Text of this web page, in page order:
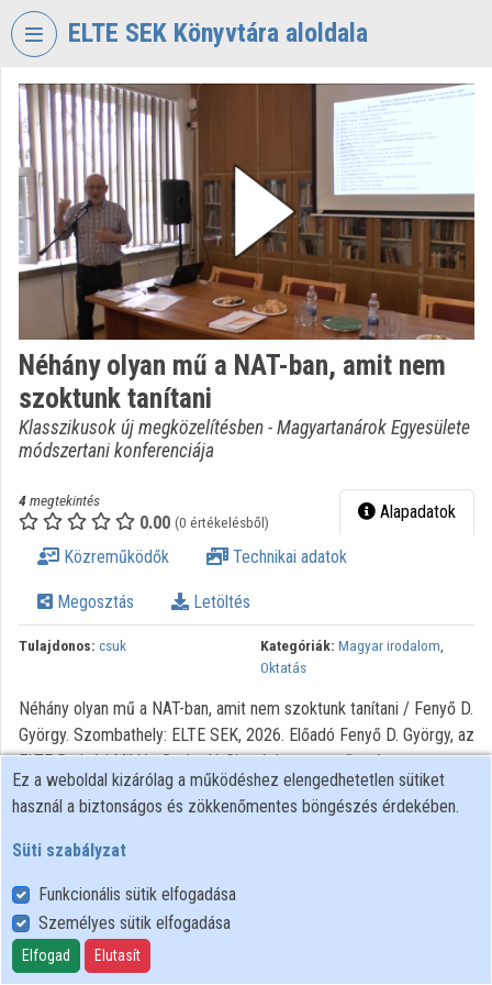
Fejléc kihagyása
ELTE SEK Könyvtára aloldala
VIDEOTORIUM
ELTE
EKL
SAVARIA
KÖNYVTÁR
ÉS
LEVÉLTÁR
Intézményi kezdőlap
Bejelentkezés
Intézményi felfedezés
Intézményi listák
Intézmények
Közreműködők
Néhány olyan mű a NAT-ban, amit nem
szoktunk tanítani
Klasszikusok új megközelítésben - Magyartanárok Egyesülete
módszertani konferenciája
4megtekintés
0.00 (0 értékelésből) Alapadatok
Közreműködők Technikai adatok
Megosztás Letöltés
Tulajdonos: csuk Kategóriák: Magyar irodalom,
Oktatás
Néhány olyan mű a NAT-ban, amit nem szoktunk tanítani / Fenyő D.
György. Szombathely: ELTE SEK, 2026. Előadó Fenyő D. György, az
ELTE Radnóti Miklós Gyakorló Gimnázium vezetőtanára,
szakmódszertani könyvek szerzője, a Magyartanárok
Egyesületének alelnöke
Felhasználói szabályzat
Adatkezelési tájékoztató
Süti szabályzat
Ez a weboldal kizárólag a működéshez elengedhetetlen sütiket
használ a biztonságos és zökkenőmentes böngészés érdekében.
Süti szabályzat
Funkcionális sütik elfogadása
Személyes sütik elfogadása
Elfogad Elutasít